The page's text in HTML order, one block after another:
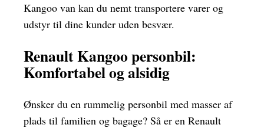
Kangoo van kan du nemt transportere varer og
udstyr til dine kunder uden besvær.
Renault Kangoo personbil:
Komfortabel og alsidig
Ønsker du en rummelig personbil med masser af
plads til familien og bagage? Så er en Renault